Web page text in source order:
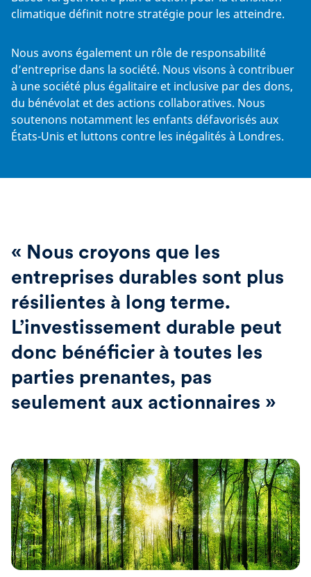
climatique définit notre stratégie pour les atteindre.
Nous avons également un rôle de responsabilité
d’entreprise dans la société. Nous visons à contribuer
à une société plus égalitaire et inclusive par des dons,
du bénévolat et des actions collaboratives. Nous
soutenons notamment les enfants défavorisés aux
États-Unis et luttons contre les inégalités à Londres.
« Nous croyons que les
entreprises durables sont plus
résilientes à long terme.
L’investissement durable peut
donc bénéficier à toutes les
parties prenantes, pas
seulement aux actionnaires »